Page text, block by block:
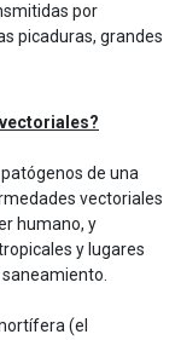
por
picaduras, grandes
de una
vectoriales
humano, y
y lugares
(el